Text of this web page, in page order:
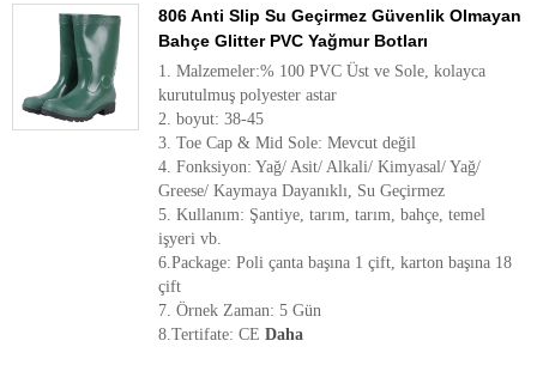
806 Anti Slip Su Geçirmez Güvenlik Olmayan
Bahçe Glitter PVC Yağmur Botları
1. Malzemeler:% 100 PVC Üst ve Sole, kolayca
kurutulmuş polyester astar
2. boyut: 38-45
3. Toe Cap & Mid Sole: Mevcut değil
4. Fonksiyon: Yağ/ Asit/ Alkali/ Kimyasal/ Yağ/
Greese/ Kaymaya Dayanıklı, Su Geçirmez
5. Kullanım: Şantiye, tarım, tarım, bahçe, temel
işyeri vb.
6.Package: Poli çanta başına 1 çift, karton başına 18
çift
7. Örnek Zaman: 5 Gün
8.Tertifate: CE Daha